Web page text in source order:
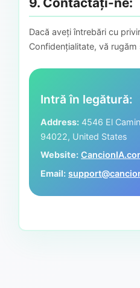
Dacă aveți întrebări cu
Confidențialitate, vă
Intră în legătură:
Address: 4546 El
94022, United States
Website:
Email: